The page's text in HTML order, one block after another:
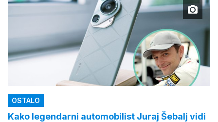
OSTALO
Kako legendarni automobilist Juraj Šebalj vidi